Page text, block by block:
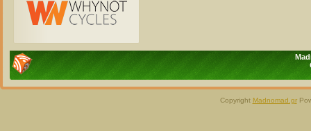
Copyright Madnomad.gr